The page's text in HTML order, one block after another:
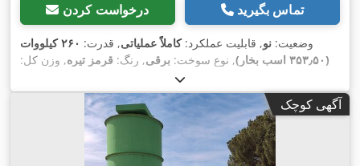
درخواست کردن تماس بگیرید
وضعیت: نو, قابلیت عملکرد:کاملاً عملیاتی, قدرت:
۲۶۰ کیلووات
(۳۵۳٫۵۰ اسب بخار)
, نوع سوخت: برقی, رنگ: قرمز تیره, وزن کل:
, وزن عملیاتی:
۱۰۰ درصد
, پیکربندی محور:3 محور , سال ساخت:۲۰۲۶ ,
آگهی کوچک